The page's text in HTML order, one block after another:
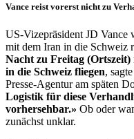
Vance reist vorerst nicht zu
US-Vizepräsident JD Vance
mit dem Iran in die Schweiz
Nacht zu Freitag
in die Schweiz fliegen,
Presse-Agentur am späten
Logistik für diese
vorhersehbar.» Ob oder
zunächst unklar.